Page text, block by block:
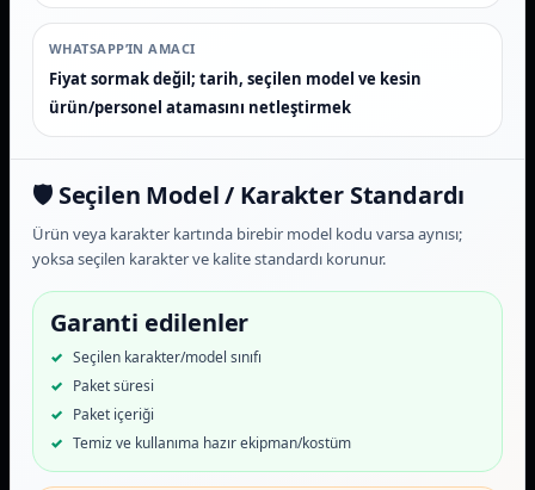
WHATSAPP’IN AMACI
Fiyat sormak değil; tarih, seçilen model ve kesin
ürün/personel atamasını netleştirmek
🛡️ Seçilen Model / Karakter Standardı
Ürün veya karakter kartında birebir model kodu varsa aynısı;
yoksa seçilen karakter ve kalite standardı korunur.
Garanti edilenler
Seçilen karakter/model sınıfı
Paket süresi
Paket içeriği
Temiz ve kullanıma hazır ekipman/kostüm